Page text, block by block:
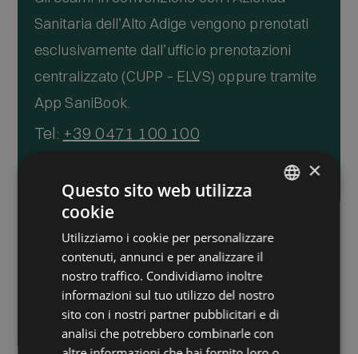
Sanitaria dell’Alto Adige vengono prenotati
esclusivamente dall’ufficio prenotazioni
centralizzato (CUPP – ELVS) oppure tramite
App SaniBook.
Tel: +39 0471 100 100
Informativa ai sensi dell'art. 13 del GDPR 2016/679.I dati conferiti con la
compilazione del presente modulo di richiesta informazioni saranno
oggetto di trattamento cartaceo e informatizzato. I Suoi dati saranno
utilizzati esclusivamente per dare risposta alle sue specifiche richieste. I
Suoi dati potranno essere utilizzati anche per l'invio di materiale
pubblicitario e di marketing, non saranno però comunicati né diffusi a
soggetti terzi. Titolare del trattamento è Dolomites Medical Center di Dir.
Sanitario Dr. Giovanni Carbognin, cui potrà rivolgersi per l'esercizio dei Suoi
diritti, tra cui rientrano il diritto d'accesso ai dati, d'integrazione, rettifica e
GERMAN
×
Questo sito web utilizza
cookie
Utilizziamo i cookie per personalizzare
contenuti, annunci e per analizzare il
nostro traffico. Condividiamo inoltre
informazioni sul tuo utilizzo del nostro
sito con i nostri partner pubblicitari e di
analisi che potrebbero combinarle con